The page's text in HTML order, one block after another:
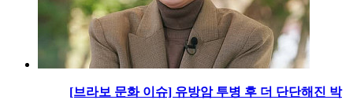
[브라보 문화 이슈] 유방암 투병 후 더 단단해진 박